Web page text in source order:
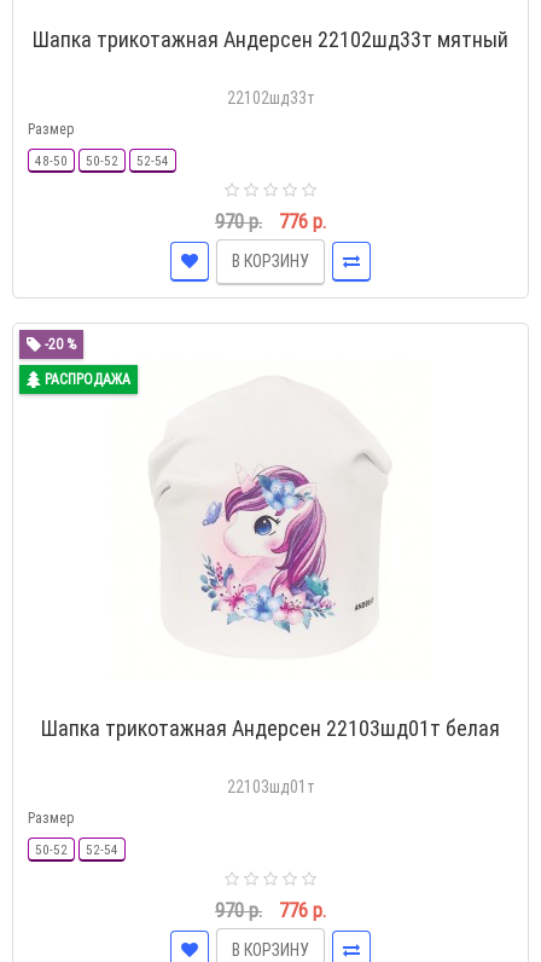
Шапка трикотажная Андерсен 22102шд33т мятный
22102шд33т
Размер
48-50 50-52 52-54
970 р. 776 р.
В КОРЗИНУ
-20 %
РАСПРОДАЖА
Шапка трикотажная Андерсен 22103шд01т белая
22103шд01т
Размер
50-52 52-54
970 р. 776 р.
В КОРЗИНУ